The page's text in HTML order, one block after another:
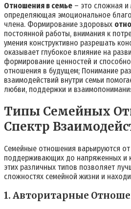
Отношения в семье – это сложная и
определяющая эмоциональное
члена. Формирование здоровых
постоянной работы, внимания к
умения конструктивно разрешать
оказывает глубокое влияние на
формирование ценностей и
отношения в будущем; Понимание
взаимодействий внутри семьи
любви, поддержки и
Типы Семейных
Спектр
Семейные отношения варьируются
поддерживающих до напряженных и
этих различных типов позволяет
сложностях семейной жизни и
1. Авторитарные